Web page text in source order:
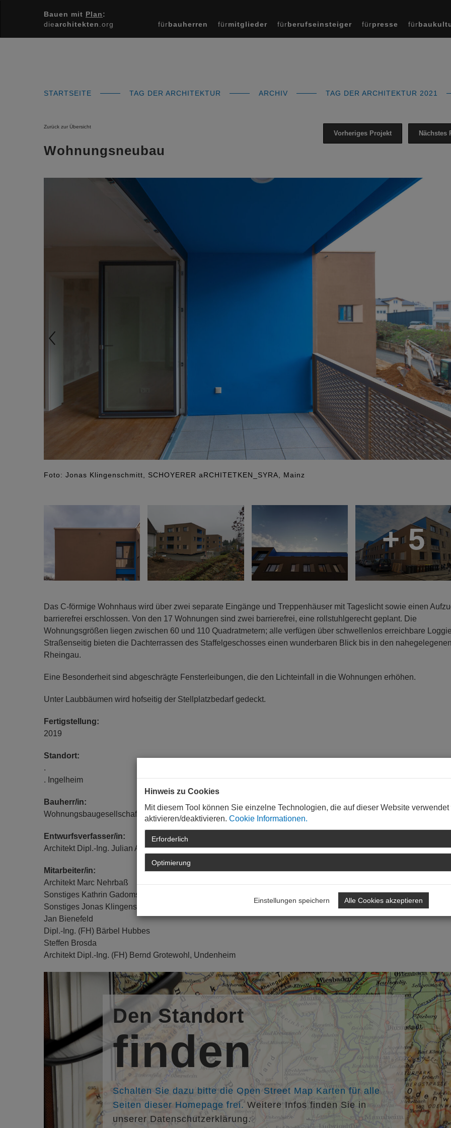
Bauen mit Plan:
diearchitekten .org fürbauherren fürmitglieder fürberufseinsteiger fürpresse für
STARTSEITE TAG DER ARCHITEKTUR ARCHIV TAG DER ARCHITEKTUR 2021
Zurück zur Übersicht
Nächstes
Vorheriges Projekt
Wohnungsneubau
Foto: Jonas Klingenschmitt, SCHOYERER aRCHITETKEN_SYRA, Mainz
+ 5
Das C-förmige Wohnhaus wird über zwei separate Eingänge und Treppenhäuser mit Tageslicht sowie einen
barrierefrei erschlossen. Von den 17 Wohnungen sind zwei barrierefrei, eine rollstuhlgerecht geplant. Die
Wohnungsgrößen liegen zwischen 60 und 110 Quadratmetern; alle verfügen über schwellenlos erreichbare
Straßenseitig bieten die Dachterrassen des Staffelgeschosses einen wunderbaren Blick bis in den nahegelegenen
Rheingau.
Eine Besonderheit sind abgeschrägte Fensterleibungen, die den Lichteinfall in die Wohnungen erhöhen.
Unter Laubbäumen wird hofseitig der Stellplatzbedarf gedeckt.
Fertigstellung:
2019
Standort:
.
. Ingelheim
Bauherr/in:
Wohnungsbaugesellschaft Ingelheim am Rhein GmbH , Ingelheim am Rhein,
http://wbi-wohn.de
Entwurfsverfasser/in:
Architekt Dipl.-Ing. Julian Andreas Schoyerer, SCHOYERER ARCHITEKTEN_SYRA, Mainz,http://schoyerer.de
Mitarbeiter/in:
Architekt Marc Nehrbaß
Sonstiges Kathrin Gadomsky
Sonstiges Jonas Klingenschmitt
Jan Bienefeld
Dipl.-Ing. (FH) Bärbel Hubbes
Steffen Brosda
Architekt Dipl.-Ing. (FH) Bernd Grotewohl, Undenheim
Den Standort
finden
Schalten Sie dazu bitte die Open Street Map Karten für alle
Seiten dieser Homepage frei.Weitere Infos finden Sie in
unserer Datenschutzerklärung.
Hinweis zu Cookies
Mit diesem Tool können Sie einzelne Technologien, die auf dieser Website verwendet
aktivieren/deaktivieren. Cookie Informationen.
Erforderlich
Optimierung
Einstellungen speichern Alle Cookies akzeptieren